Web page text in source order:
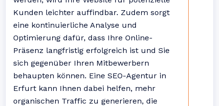
Kunden leichter auffindbar. Zudem sorgt
eine kontinuierliche Analyse und
Optimierung dafür, dass Ihre Online-
Präsenz langfristig erfolgreich ist und Sie
sich gegenüber Ihren Mitbewerbern
behaupten können. Eine SEO-Agentur in
Erfurt kann Ihnen dabei helfen, mehr
organischen Traffic zu generieren, die